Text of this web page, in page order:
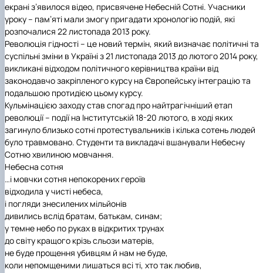
(MOOCs)
SEB-2025
University Research Services Catalogue
LearningFaculty of Design and Engineering
Faculty of Economics
Faculty of Food Science, Nutrition and
Management
Faculty of Humanities and Pedagogy
Faculty of Information Technologies
Faculty of Land Management
Faculty of Law
Faculty of Veterinary Medicine
Mechanical and Technological Faculty
Faculty of Plant Protection, Biotechnology
Ecology
Farm named after O.V. Muzychenko
Educational and Research Farm «Vorzel»
Science
Research Institute of Forestry and
Horticulture
Research Institute of Technology and
Animal Products
Research and Design Institute of
Standardisation and Technologies of Eco-Safe
Organic Products
Ukrainian Laboratory of Quality and Safety of
Agricultural Products
Ukrainian Research Institute of Agricultural
Radiology
Architecture and Design
Berezhany Agrotechnical Institute
Berezhany Professional College
Bobrovytsia Professional College named after
Mainova
Boyarka College of Ecology and Natural
Resources
Crimean Agro-Industrial College
Crimean Technical College of Land
and Agricultural Mechanisation
Irpin Professional College
Mukachevo Professional College
Nemishaieve Professional College
Nizhyn Professional College
Prybrezhne Agrarian College
Rivne Professional College
Zalishchyky Professional College named after
Ye. Khraplivyi
International Students Office
екрані з’явилося відео, присвячене Небесній Сотні. Учасники
уроку – пам’яті мали змогу пригадати хронологію подій, які
розпочалися 22 листопада 2013 року.
Революція гідності – це новий термін, який визначає політичні та
суспільні зміни в Україні з 21 листопада 2013 до лютого 2014 року,
викликані відходом політичного керівництва країни від
законодавчо закріпленого курсу на Європейську інтеграцію та
подальшою протидією цьому курсу.
Кульмінацією заходу став спогад про найтрагічніший етап
революції – події на Інститутській 18-20 лютого, в ході яких
загинуло близько сотні протестувальників і кілька сотень людей
було травмовано. Студенти та викладачі вшанували Небесну
Сотню хвилиною мовчання.
Небесна сотня
…і мовчки сотня непокорених героїв
відходила у чисті небеса,
і погляди знесилених мільйонів
дивились вслід братам, батькам, синам;
у темне небо по руках в відкритих трунах
до світу кращого крізь сльози матерів,
не буде прощення убивцям й нам не буде,
коли непомщеними лишаться всі ті, хто так любив,